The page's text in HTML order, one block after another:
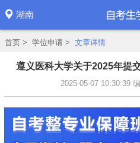
湖南
首页 > 学位申请 > 文章详情
遵义医科大学关于2025年提
2025-05-07 10:30:39